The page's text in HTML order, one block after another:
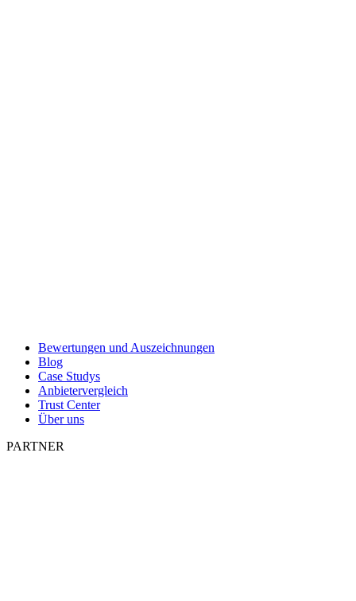
Bewertungen und Auszeichnungen
Blog
Case Studys
Anbietervergleich
Trust Center
Über uns
PARTNER